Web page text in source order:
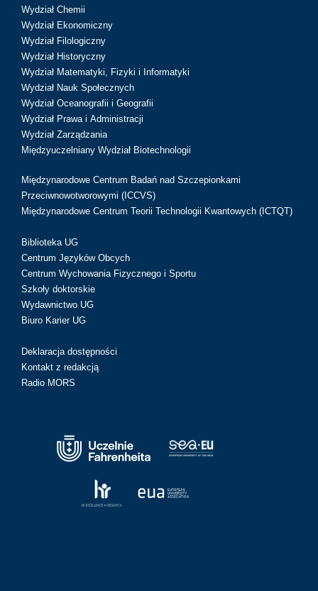
Wydział Chemii
Wydział Ekonomiczny
Wydział Filologiczny
Wydział Historyczny
Wydział Matematyki, Fizyki i Informatyki
Wydział Nauk Społecznych
Wydział Oceanografii i Geografii
Wydział Prawa i Administracji
Wydział Zarządzania
Międzyuczelniany Wydział Biotechnologii
Międzynarodowe Centrum Badań nad Szczepionkami
Przeciwnowotworowymi (ICCVS)
Międzynarodowe Centrum Teorii Technologii Kwantowych (ICTQT)
Biblioteka UG
Centrum Języków Obcych
Centrum Wychowania Fizycznego i Sportu
Szkoły doktorskie
Wydawnictwo UG
Biuro Karier UG
Deklaracja dostępności
Kontakt z redakcją
Radio MORS